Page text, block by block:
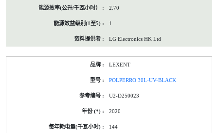
2.70
1
LG Electronics HK Ltd
LEXENT
POLPERRO 30L-UV-BLACK
U2-D250023
2020
144